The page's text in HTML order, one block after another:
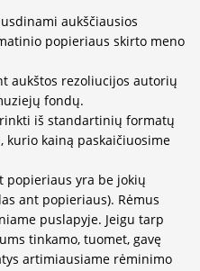
aukščiausios
popieriaus skirto meno
aukštos rezoliucijos autorių
fondų.
iš standartinių formatų
kainą paskaičiuosime
yra be jokių
ant popieriaus). Rėmus
puslapyje. Jeigu tarp
tinkamo, tuomet, gavę
artimiausiame rėminimo